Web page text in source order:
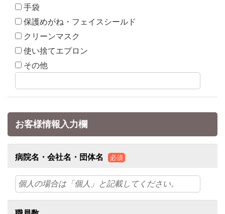
手袋
保護めがね・フェイスシールド
クリーンマスク
使い捨てエプロン
その他
お客様情報入力欄
病院名・会社名・団体名 必須